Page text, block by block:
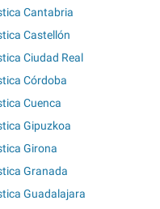
Cantabria
Castellón
Ciudad Real
Córdoba
Cuenca
Gipuzkoa
Girona
Granada
Guadalajara